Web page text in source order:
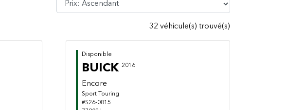
32 véhicule(s) trouvé(s)
Disponible
BUICK 2016
Encore
Sport Touring
#S26-0815